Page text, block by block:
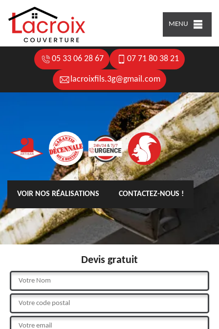
MENU
05 33 06 28 67 07 71 80 38 21
lacroixfils.3g@gmail.com
VOIR NOS RÉALISATIONS CONTACTEZ-NOUS !
Devis gratuit